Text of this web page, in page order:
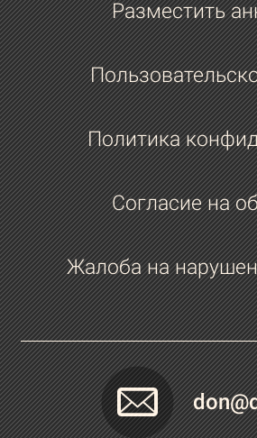
самым важным?
Доброта.
Разместить
Политика
Согласие на
Жалоба на